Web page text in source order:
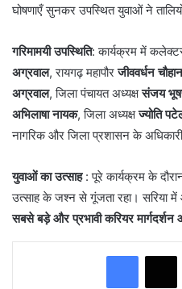
घोषणाएँ सुनकर उपस्थित युवाओं ने
गरिमामयी उपस्थिति: कार्यक्रम में
अग्रवाल, रायगढ़ महापौरजीववर्धन चौहान
अग्रवाल, जिला पंचायत अध्यक्षसंजय
अभिलाषा नायक, जिला अध्यक्षज्योति
नागरिक और जिला प्रशासन के
युवाओं का उत्साह: पूरे कार्यक्रम के
उत्साह के जश्न से गूंजता रहा। सरिया
सबसे बड़े और प्रभावी करियर